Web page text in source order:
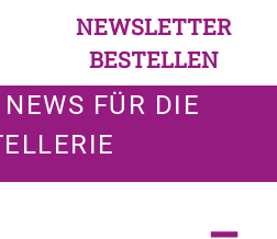
NEWSLETTER
BESTELLEN
FÜR DIE